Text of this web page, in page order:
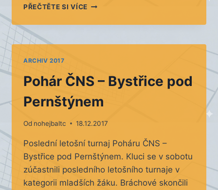
PŘEČTĚTE SI VÍCEKP
A
2018
ARCHIV 2017
Pohár ČNS – Bystřice pod
Pernštýnem
Od nohejbaltc 18.12.2017
Poslední letošní turnaj Poháru ČNS –
Bystřice pod Pernštýnem. Kluci se v sobotu
zúčastnili posledního letošního turnaje v
kategorii mladších žáku. Bráchové skončili